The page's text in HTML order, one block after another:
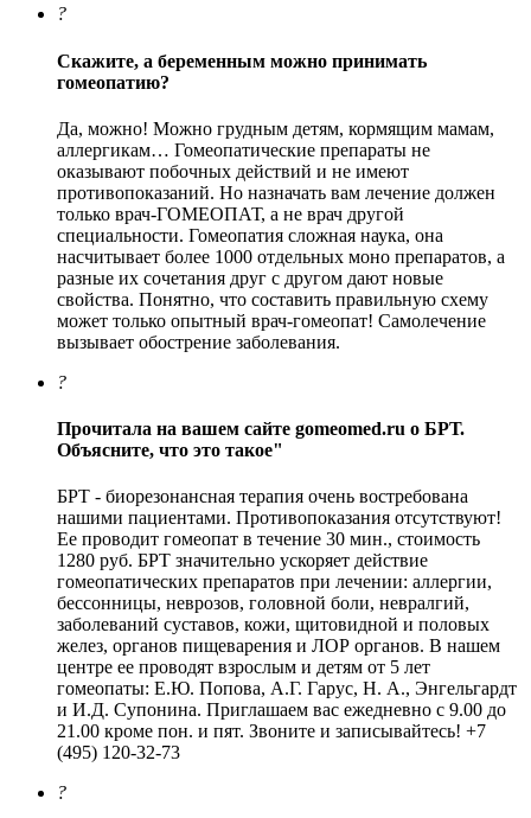
?
Скажите, а беременным можно принимать
гомеопатию?
Да, можно! Можно грудным детям, кормящим мамам,
аллергикам… Гомеопатические препараты не
оказывают побочных действий и не имеют
противопоказаний. Но назначать вам лечение должен
только врач-ГОМЕОПАТ, а не врач другой
специальности. Гомеопатия сложная наука, она
насчитывает более 1000 отдельных моно препаратов, а
разные их сочетания друг с другом дают новые
свойства. Понятно, что составить правильную схему
может только опытный врач-гомеопат! Самолечение
вызывает обострение заболевания.
?
Прочитала на вашем сайте gomeomed.ru о БРТ.
Объясните, что это такое"
БРТ - биорезонансная терапия очень востребована
нашими пациентами. Противопоказания отсутствуют!
Ее проводит гомеопат в течение 30 мин., стоимость
1280 руб. БРТ значительно ускоряет действие
гомеопатических препаратов при лечении: аллергии,
бессонницы, неврозов, головной боли, невралгий,
заболеваний суставов, кожи, щитовидной и половых
желез, органов пищеварения и ЛОР органов. В нашем
центре ее проводят взрослым и детям от 5 лет
гомеопаты: Е.Ю. Попова, А.Г. Гарус, Н. А., Энгельгардт
и И.Д. Супонина. Приглашаем вас ежедневно с 9.00 до
21.00 кроме пон. и пят. Звоните и записывайтесь! +7
(495) 120-32-73
?